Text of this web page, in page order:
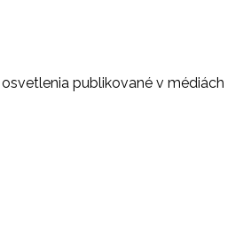
publikované v médiách